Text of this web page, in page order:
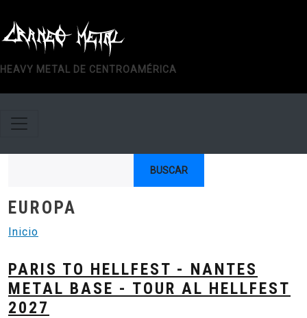
HEAVY METAL DE CENTROAMÉRICA
EUROPA
Inicio
PARIS TO HELLFEST - NANTES
METAL BASE - TOUR AL HELLFEST
2027